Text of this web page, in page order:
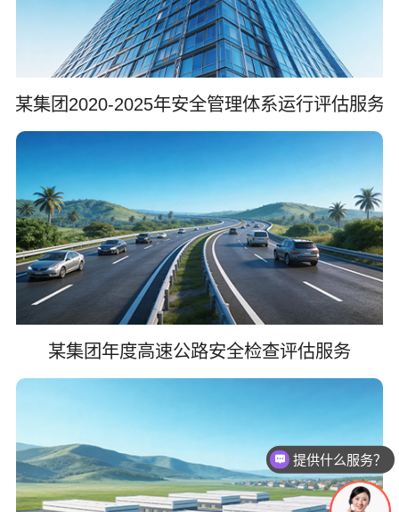
某集团2020-2025年安全管理体系运行评估服务
某集团年度高速公路安全检查评估服务
提供什么服务？